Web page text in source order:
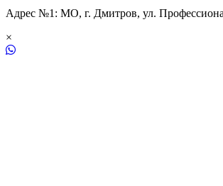
Адрес №1: МО, г. Дмитров, ул.
×